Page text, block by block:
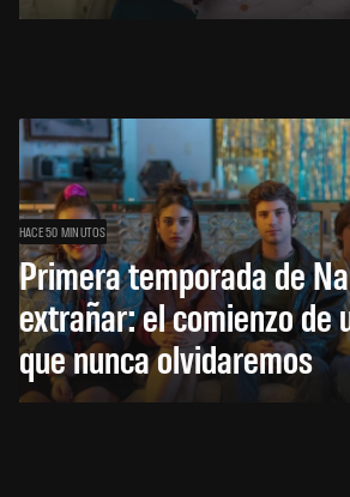
HACE 50 MINUTOS
Primera temporada de
extrañar: el comienzo de
que nunca olvidaremos